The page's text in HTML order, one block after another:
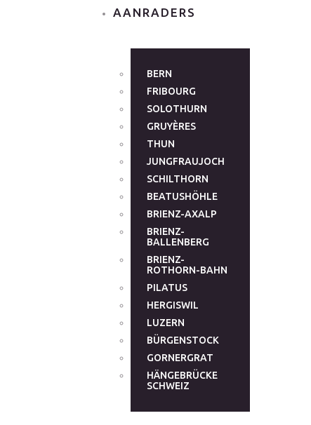
AANRADERS
BERN
FRIBOURG
SOLOTHURN
GRUYÈRES
THUN
JUNGFRAUJOCH
SCHILTHORN
BEATUSHÖHLE
BRIENZ-AXALP
BRIENZ-
BALLENBERG
BRIENZ-
ROTHORN-BAHN
PILATUS
HERGISWIL
LUZERN
BÜRGENSTOCK
GORNERGRAT
HÄNGEBRÜCKE
SCHWEIZ